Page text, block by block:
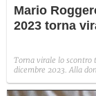
Mario
2023 torna
Torna virale lo scontro
dicembre 2023. Alla